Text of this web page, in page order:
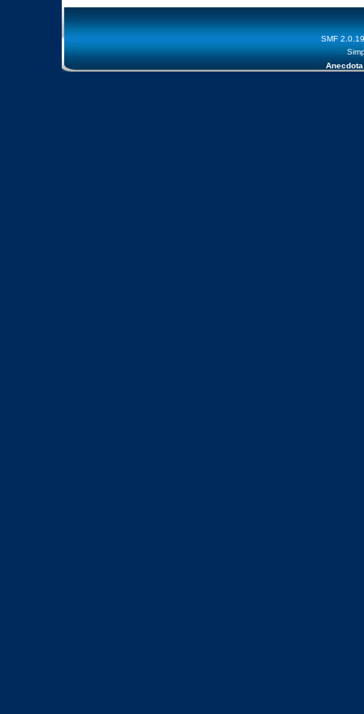
SMF 2.0.19
Anecdota